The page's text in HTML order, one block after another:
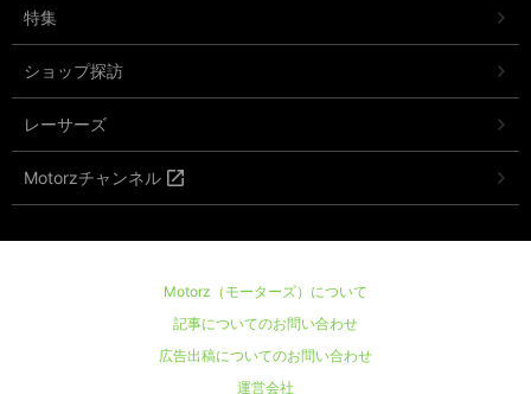
特集
ショップ探訪
レーサーズ
Motorzチャンネル
Motorz（モーターズ）について
記事についてのお問い合わせ
広告出稿についてのお問い合わせ
運営会社